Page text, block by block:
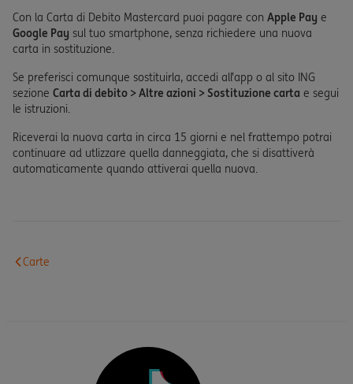
Con la Carta di Debito Mastercard puoi pagare con Apple Pay e
Google Pay sul tuo smartphone, senza richiedere una nuova
carta in sostituzione.
Se preferisci comunque sostituirla, accedi all’app o al sito ING
sezione Carta di debito > Altre azioni > Sostituzione carta e segui
le istruzioni.
Riceverai la nuova carta in circa 15 giorni e nel frattempo potrai
continuare ad utlizzare quella danneggiata, che si disattiverà
automaticamente quando attiverai quella nuova.
Carte